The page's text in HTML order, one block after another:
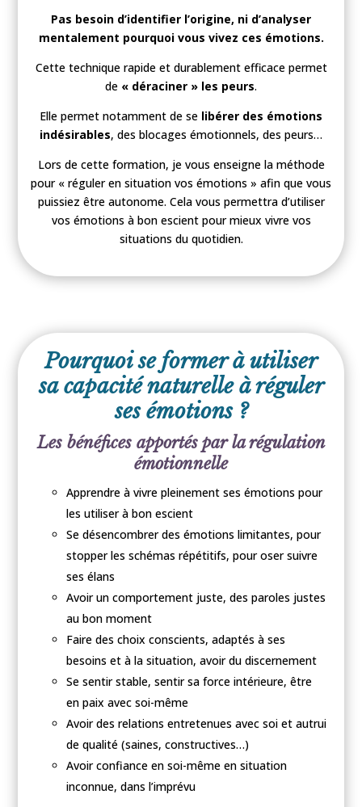
Pas besoin d’identifier l’origine, ni d’analyser
mentalement pourquoi vous vivez ces émotions.
Cette technique rapide et durablement efficace permet
de « déraciner » les peurs.
Elle permet notamment de se libérer des émotions
indésirables, des blocages émotionnels, des peurs…
Lors de cette formation, je vous enseigne la méthode
pour « réguler en situation vos émotions » afin que vous
puissiez être autonome. Cela vous permettra d’utiliser
vos émotions à bon escient pour mieux vivre vos
situations du quotidien.
Pourquoi se former à utiliser
sa capacité naturelle à réguler
ses émotions ?
Les bénéfices apportés par la régulation
émotionnelle
Apprendre à vivre pleinement ses émotions pour
les utiliser à bon escient
Se désencombrer des émotions limitantes, pour
stopper les schémas répétitifs, pour oser suivre
ses élans
Avoir un comportement juste, des paroles justes
au bon moment
Faire des choix conscients, adaptés à ses
besoins et à la situation, avoir du discernement
Se sentir stable, sentir sa force intérieure, être
en paix avec soi-même
Avoir des relations entretenues avec soi et autrui
de qualité (saines, constructives…)
Avoir confiance en soi-même en situation
inconnue, dans l’imprévu